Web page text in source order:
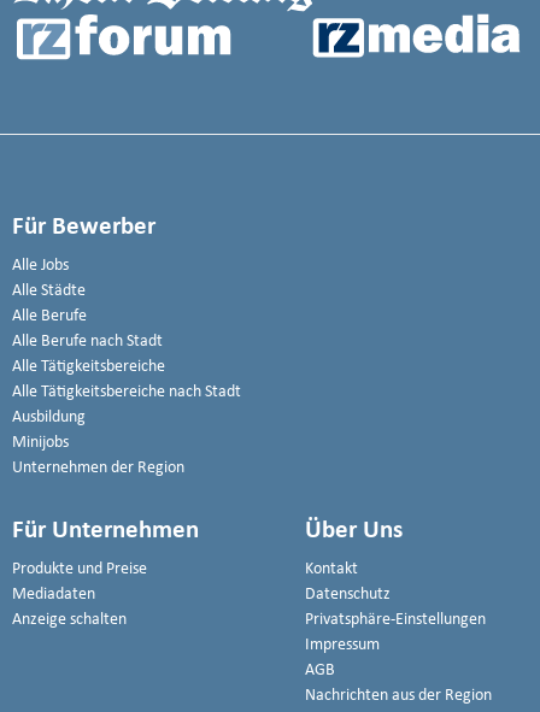
Für Bewerber
Alle Jobs
Alle Städte
Alle Berufe
Alle Berufe nach Stadt
Alle Tätigkeitsbereiche
Alle Tätigkeitsbereiche nach Stadt
Ausbildung
Minijobs
Unternehmen der Region
Für Unternehmen
Produkte und Preise
Mediadaten
Anzeige schalten
Über Uns
Kontakt
Datenschutz
Privatsphäre-Einstellungen
Impressum
AGB
Nachrichten aus der Region